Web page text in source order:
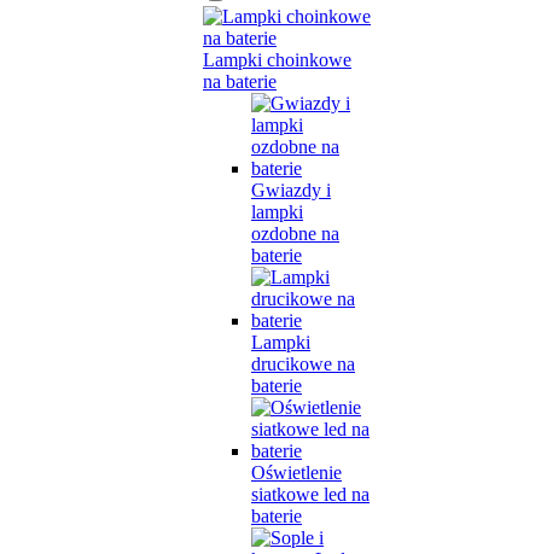
Lampki choinkowe
na baterie
Gwiazdy i
lampki
ozdobne na
baterie
Lampki
drucikowe na
baterie
Oświetlenie
siatkowe led na
baterie